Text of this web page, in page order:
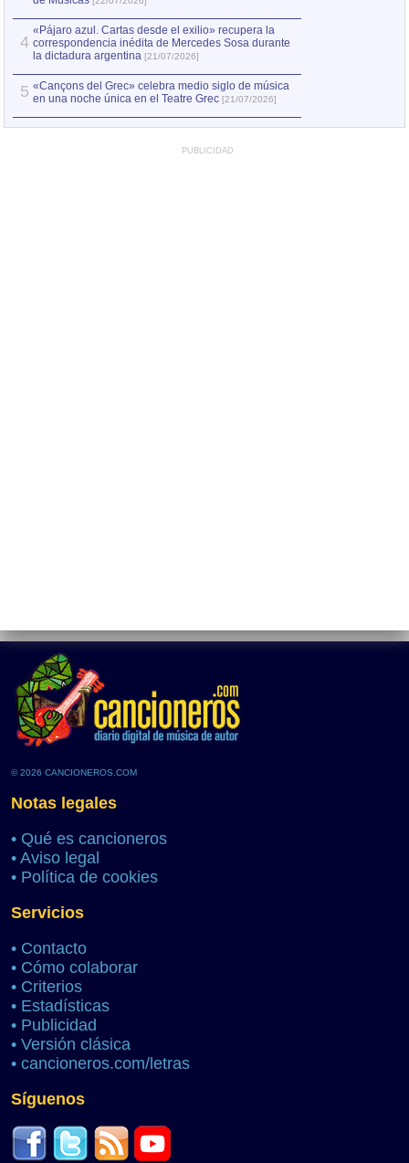
4
«Pájaro azul. Cartas desde el exilio» recupera la
correspondencia inédita de Mercedes Sosa durante
la dictadura argentina [21/07/2026]
5 «Cançons del Grec» celebra medio siglo de música
en una noche única en el Teatre Grec [21/07/2026]
PUBLICIDAD
© 2026 CANCIONEROS.COM
Notas legales
• Qué es cancioneros
• Aviso legal
• Política de cookies
Servicios
• Contacto
• Cómo colaborar
• Criterios
• Estadísticas
• Publicidad
• Versión clásica
• cancioneros.com/letras
Síguenos